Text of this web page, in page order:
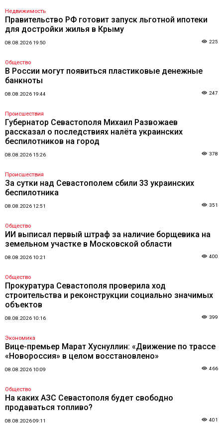
Недвижимость
Правительство РФ готовит запуск льготной ипотеки
для достройки жилья в Крыму
08.08.2026 19:50 225
Общество
В России могут появиться пластиковые денежные
банкноты
08.08.2026 19:44 247
Происшествия
Губернатор Севастополя Михаил Развожаев
рассказал о последствиях налёта украинских
беспилотников на город
08.08.2026 15:26 378
Происшествия
За сутки над Севастополем сбили 33 украинских
беспилотника
08.08.2026 12:51 351
Общество
ИИ выписал первый штраф за наличие борщевика на
земельном участке в Московской области
08.08.2026 10:21 400
Общество
Прокуратура Севастополя проверила ход
строительства и реконструкции социально значимых
объектов
08.08.2026 10:16 399
Экономика
Вице-премьер Марат Хуснуллин: «Движение по трассе
«Новороссия» в целом восстановлено»
08.08.2026 10:09 466
Общество
На каких АЗС Севастополя будет свободно
продаваться топливо?
08.08.2026 09:11 401